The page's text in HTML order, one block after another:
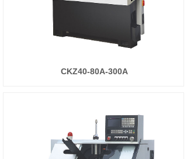
CKZ40-80A-300A